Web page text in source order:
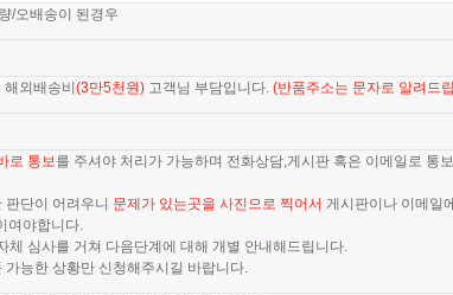
/오배송이 된경우
외배송비 (3만5천원) 고객님 부담입니다. (반품주소는 문자로 알려드
로 통보를 주셔야 처리가 가능하며 전화상담,게시판 혹은 이메일로 통
단이 어려우니 문제가 있는곳을 사진으로 찍어서 게시판이나 이메일
여야합니다.
체 심사를 거쳐 다음단계에 대해 개별 안내해드립니다.
능한 상황만 신청해주시길 바랍니다.